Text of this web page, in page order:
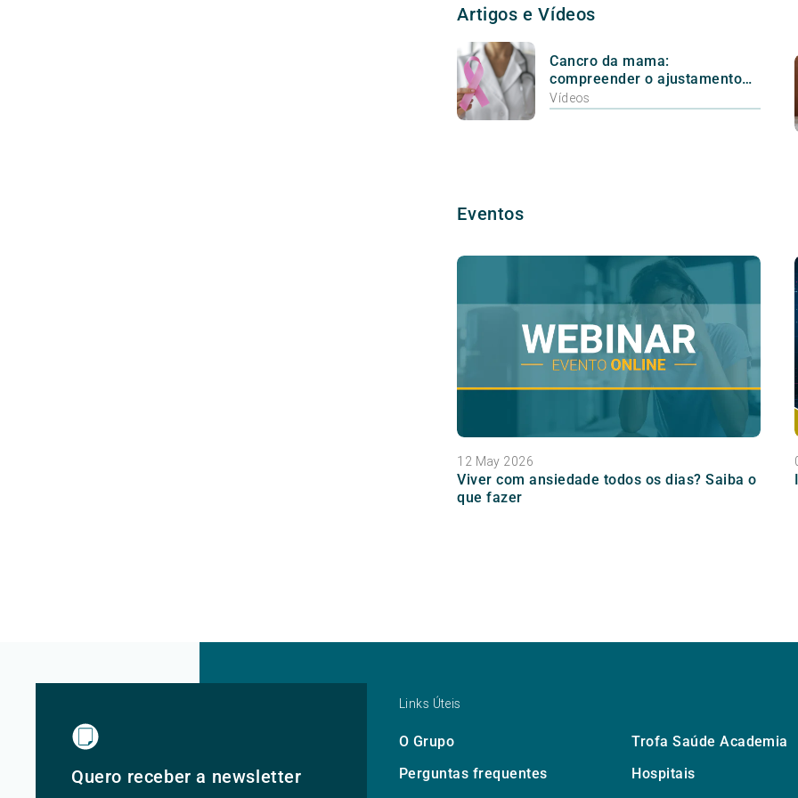
Artigos e Vídeos
Cancro da mama:
compreender o ajustamento
emocional ao longo do
tratamento
Vídeos
Eventos
12 May 2026
Viver com ansiedade todos os dias? Saiba o
que fazer
Quero receber a newsletter
Links Úteis
O Grupo Trofa Saúde Academia
Perguntas frequentes
Hospitais